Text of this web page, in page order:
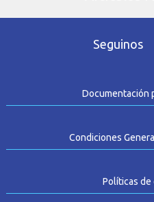
Seguinos
Documentación
Condiciones
Políticas de